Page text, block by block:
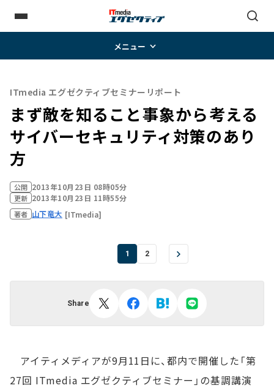
メニュー
ITmedia エグゼクティブセミナーリポート
まず敵を知ること――事象から考える
サイバーセキュリティ対策のあり
方
公開 2013年10月23日 08時05分
更新 2013年10月23日 11時55分
著者 山下竜大 [ITmedia]
1 2
Share
アイティメディアが9月11日に、都内で開催した「第
27回 ITmedia エグゼクティブセミナー」の基調講演